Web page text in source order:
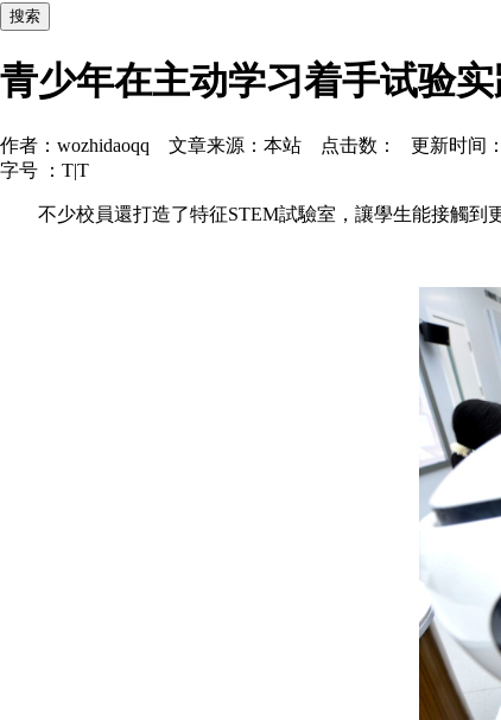
青少年在主动学习着手试验
作者：wozhidaoqq 文章来源：本站 点击数： 更新时间：
字号 ： T|T
不少校員還打造了特征STEM試驗室，讓學生能接觸到